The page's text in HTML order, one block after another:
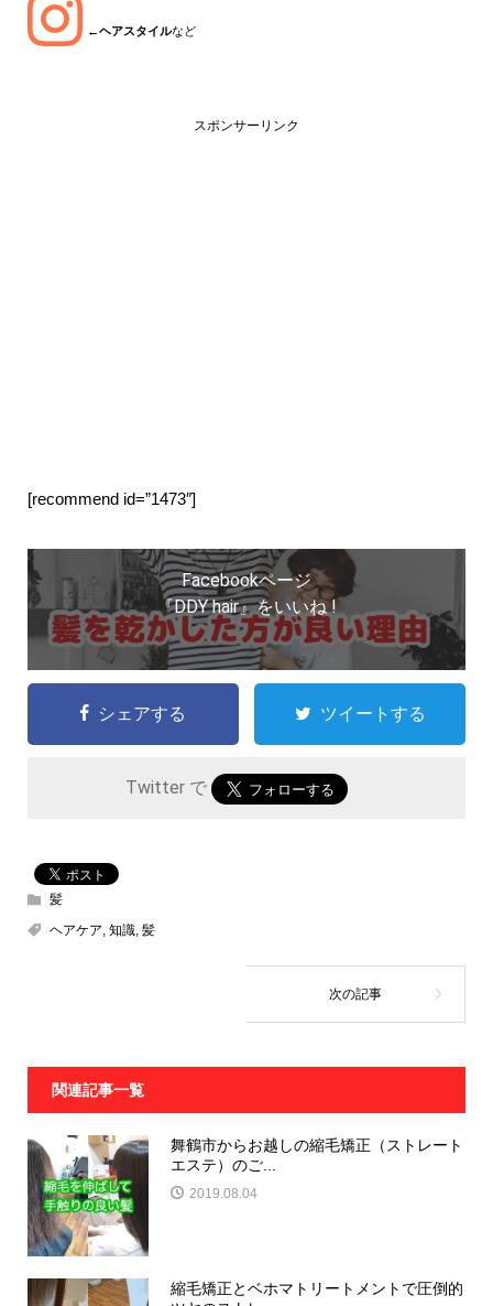
←ヘアスタイルなど
スポンサーリンク
[recommend id=”1473″]
Facebookページ
『DDY hair』をいいね !
シェアする ツイートする
Twitter で
髪
ヘアケア 知識, 髪
関連記事一覧
舞鶴市からお越しの縮毛矯正（ストレート
エステ）のご...
2019.08.04
縮毛矯正とベホマトリートメントで圧倒的